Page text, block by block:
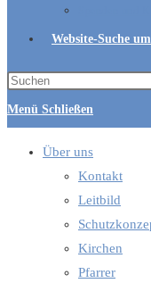
Website-Suche
Menü Schließen
Über uns
Kontakt
Leitbild
Kirchen
Pfarrer